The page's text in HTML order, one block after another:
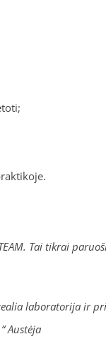
Tai tikrai
laboratorija ir
Austėja